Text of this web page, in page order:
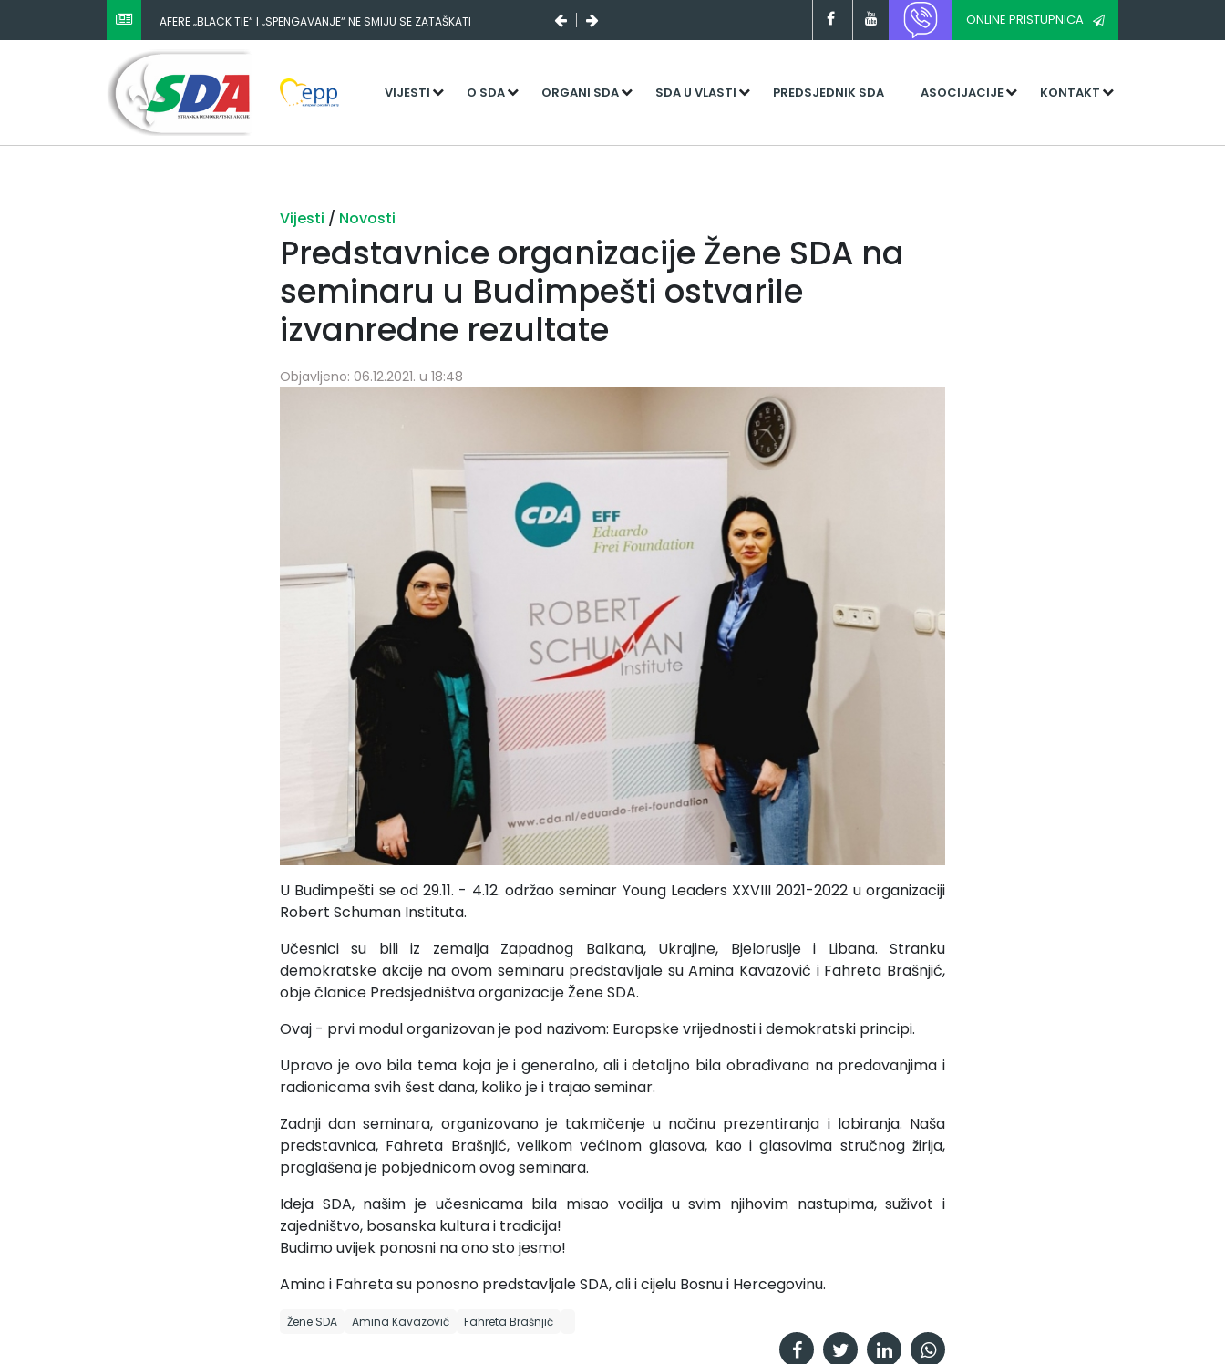
AFERE „BLACK TIE“ I „SPENGAVANJE“ NE SMIJU SE ZATAŠKATI ONLINE PRISTUPNICA
VIJESTI O SDA ORGANI SDA SDA U VLASTI PREDSJEDNIK SDA ASOCIJACIJE KONTAKT
Vijesti / Novosti
Predstavnice organizacije Žene SDA na
seminaru u Budimpešti ostvarile
izvanredne rezultate
Objavljeno: 06.12.2021. u 18:48
U Budimpešti se od 29.11. - 4.12. održao seminar Young Leaders XXVIII 2021-2022 u organizaciji
Robert Schuman Instituta.
Učesnici su bili iz zemalja Zapadnog Balkana, Ukrajine, Bjelorusije i Libana. Stranku
demokratske akcije na ovom seminaru predstavljale su Amina Kavazović i Fahreta Brašnjić,
obje članice Predsjedništva organizacije Žene SDA.
Ovaj - prvi modul organizovan je pod nazivom: Europske vrijednosti i demokratski principi.
Upravo je ovo bila tema koja je i generalno, ali i detaljno bila obrađivana na predavanjima i
radionicama svih šest dana, koliko je i trajao seminar.
Zadnji dan seminara, organizovano je takmičenje u načinu prezentiranja i lobiranja. Naša
predstavnica, Fahreta Brašnjić, velikom većinom glasova, kao i glasovima stručnog žirija,
proglašena je pobjednicom ovog seminara.
Ideja SDA, našim je učesnicama bila misao vodilja u svim njihovim nastupima, suživot i
zajedništvo, bosanska kultura i tradicija!
Budimo uvijek ponosni na ono sto jesmo!
Amina i Fahreta su ponosno predstavljale SDA, ali i cijelu Bosnu i Hercegovinu.
Žene SDA Amina Kavazović Fahreta Brašnjić